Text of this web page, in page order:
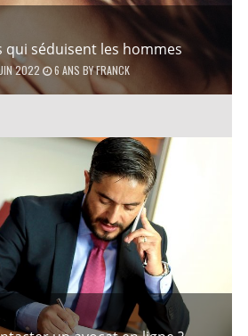
qui séduisent les hommes
2022 6 ANS BYFRANCK